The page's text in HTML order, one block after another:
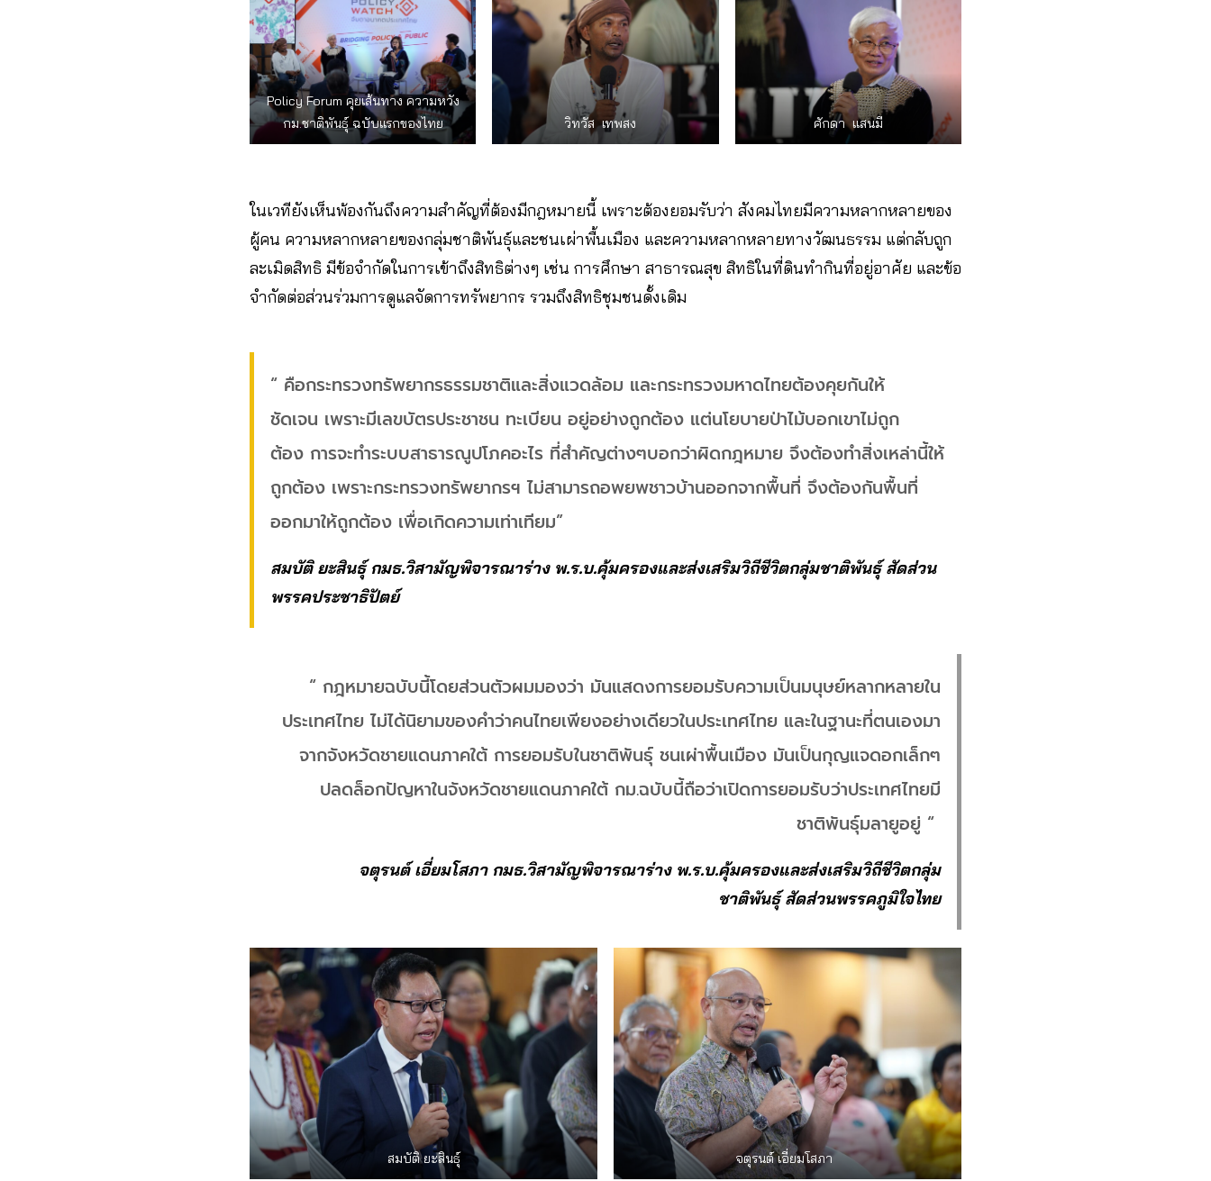
Policy Forum คุยเส้นทาง ความหวัง
กม.ชาติพันธุ์ ฉบับแรกของไทย
วิทวัส เทพสง ศักดา แสนมี
ในเวทียังเห็นพ้องกันถึงความสำคัญที่ต้องมีกฎหมายนี้ เพราะต้องยอมรับว่า สังคมไทยมีความหลากหลายของ
ผู้คน ความหลากหลายของกลุ่มชาติพันธุ์และชนเผ่าพื้นเมือง และความหลากหลายทางวัฒนธรรม แต่กลับถูก
ละเมิดสิทธิ มีข้อจำกัดในการเข้าถึงสิทธิต่างๆ เช่น การศึกษา สาธารณสุข สิทธิในที่ดินทำกินที่อยู่อาศัย และข้อ
จำกัดต่อส่วนร่วมการดูแลจัดการทรัพยากร รวมถึงสิทธิชุมชนดั้งเดิม
“ คือกระทรวงทรัพยากรธรรมชาติและสิ่งแวดล้อม และกระทรวงมหาดไทยต้องคุยกันให้
ชัดเจน เพราะมีเลขบัตรประชาชน ทะเบียน อยู่อย่างถูกต้อง แต่นโยบายป่าไม้บอกเขาไม่ถูก
ต้อง การจะทำระบบสาธารณูปโภคอะไร ที่สำคัญต่างๆบอกว่าผิดกฎหมาย จึงต้องทำสิ่งเหล่านี้ให้
ถูกต้อง เพราะกระทรวงทรัพยากรฯ ไม่สามารถอพยพชาวบ้านออกจากพื้นที่ จึงต้องกันพื้นที่
ออกมาให้ถูกต้อง เพื่อเกิดความเท่าเทียม”
สมบัติ ยะสินธุ์ กมธ.วิสามัญพิจารณาร่าง พ.ร.บ.คุ้มครองและส่งเสริมวิถีชีวิตกลุ่มชาติพันธุ์ สัดส่วน
พรรคประชาธิปัตย์
“ กฎหมายฉบับนี้โดยส่วนตัวผมมองว่า มันแสดงการยอมรับความเป็นมนุษย์หลากหลายใน
ประเทศไทย ไม่ได้นิยามของคำว่าคนไทยเพียงอย่างเดียวในประเทศไทย และในฐานะที่ตนเองมา
จากจังหวัดชายแดนภาคใต้ การยอมรับในชาติพันธุ์ ชนเผ่าพื้นเมือง มันเป็นกุญแจดอกเล็กๆ
ปลดล็อกปัญหาในจังหวัดชายแดนภาคใต้ กม.ฉบับนี้ถือว่าเปิดการยอมรับว่าประเทศไทยมี
ชาติพันธุ์มลายูอยู่ “
จตุรนต์ เอี่ยมโสภา กมธ.วิสามัญพิจารณาร่าง พ.ร.บ.คุ้มครองและส่งเสริมวิถีชีวิตกลุ่ม
ชาติพันธุ์ สัดส่วนพรรคภูมิใจไทย
สมบัติ ยะสินธุ์ จตุรนต์ เอี่ยมโสภา